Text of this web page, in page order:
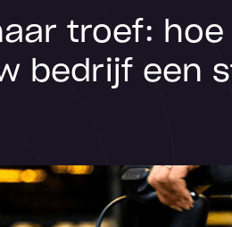
troef:
bedrijf een